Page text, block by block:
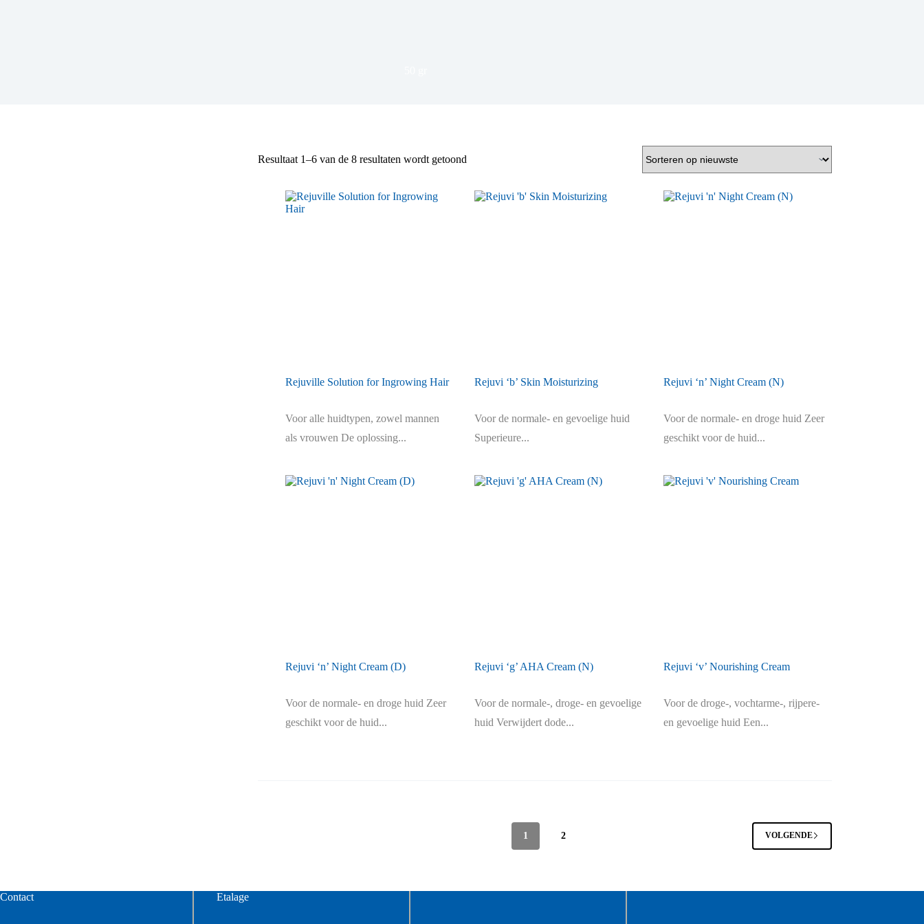
Resultaat 1–6 van de 8 resultaten wordt getoondGesorteerd
Rejuville Solution for Ingrowing Hair
Voor alle huidtypen, zowel mannen
als vrouwen De oplossing...
Rejuvi ‘b’ Skin Moisturizing
Voor de normale- en gevoelige huid
Superieure...
Rejuvi ‘n’ Night Cream (N)
Voor de normale- en droge huid Zeer
geschikt voor de huid...
Rejuvi ‘n’ Night Cream (D)
Voor de normale- en droge huid Zeer
geschikt voor de huid...
Rejuvi ‘g’ AHA Cream (N)
Voor de normale-, droge- en gevoelige
huid Verwijdert dode...
Rejuvi ‘v’ Nourishing Cream
Voor de droge-, vochtarme-, rijpere-
en gevoelige huid Een...
1 2 VOLGENDE
Contact Etalage